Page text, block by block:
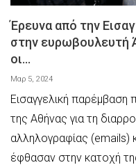
Έρευνα από την
στην ευρωβουλευτή
οι…
Μαρ 5, 2024
Εισαγγελική παρέμβαση
της Αθήνας για τη
αλληλογραφίας (emails)
έφθασαν στην κατοχή